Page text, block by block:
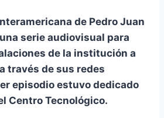
de Pedro Juan
serie audiovisual para
de la institución a
través de sus redes
episodio estuvo dedicado
Centro Tecnológico.